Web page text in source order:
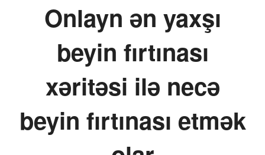
Onlayn ən yaxşı
beyin fırtınası
xəritəsi ilə necə
beyin fırtınası etmək